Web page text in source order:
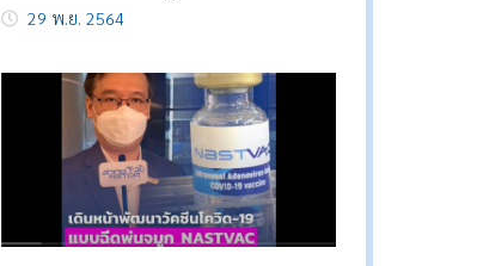
29 พ.ย. 2564